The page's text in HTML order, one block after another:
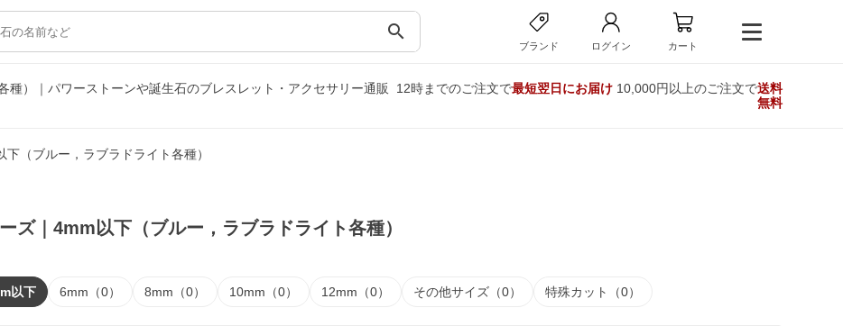
search
ブランド ログイン カート
）｜パワーストーンや誕生石のブレスレット・アクセサリー通販
12時までのご注文で最短翌日にお届け10,000円以上のご注文で送料
無料
下（ブルー，ラブラドライト各種）
ズ｜4mm以下（ブルー，ラブラドライト各種）
以下 6mm（0） 8mm（0） 10mm（0） 12mm（0） その他サイズ（0） 特殊カット（0）